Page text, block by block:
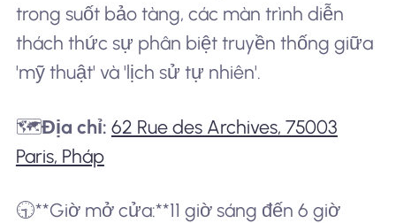
trong suốt bảo tàng, các màn trình diễn
thách thức sự phân biệt truyền thống giữa
'mỹ thuật' và 'lịch sử tự nhiên'.
🗺️Địa chỉ: 62 Rue des Archives, 75003
Paris, Pháp
🕤**Giờ mở cửa:**11 giờ sáng đến 6 giờ